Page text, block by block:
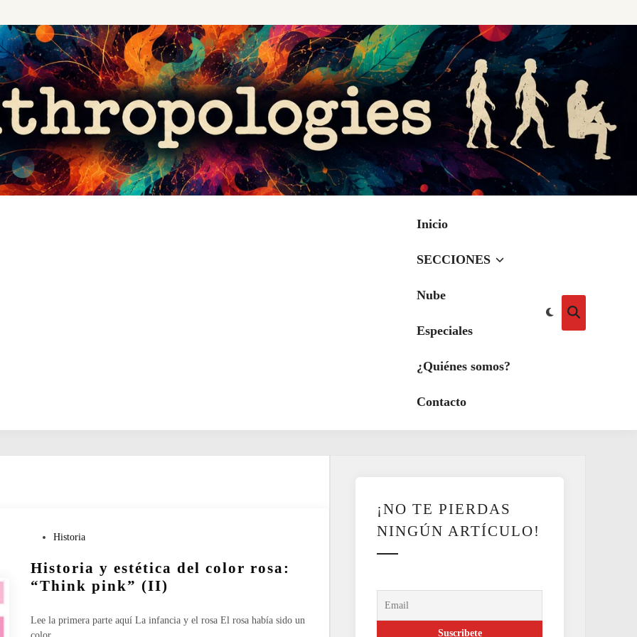
Inicio
SECCIONES
Nube
Especiales
¿Quiénes somos?
Contacto
Cambiar
Abrir
búsqueda
b
l
a
Historia
Historia y estética del color rosa:
“Think pink” (II)
Lee la primera parte aquí La infancia y el rosa El rosa había sido un
¡NO TE PIERDAS
NINGÚN ARTÍCULO!